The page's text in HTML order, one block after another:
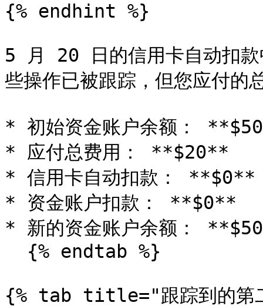
{% endhint %}
5 月 20 日的信用卡自动扣
些操作已被跟踪，但您应付
* 初始资金账户余额：
* 应付总费用： **$20**
* 信用卡自动扣款：
* 资金账户扣款： **$0**
* 新的资金账户余额：
{% tab title="跟踪到的第